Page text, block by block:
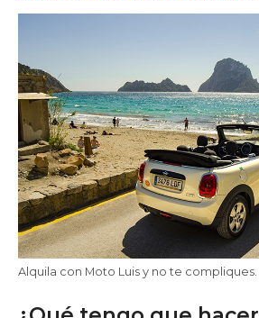
Alquila con Moto Luis y no te